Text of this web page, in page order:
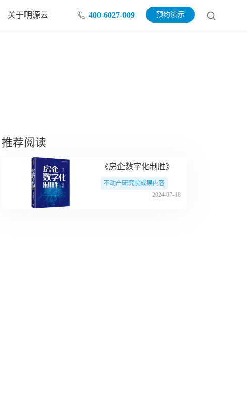
关于明源云 400-6027-009 预约演示
推荐阅读
《房企数字化制胜》
不动产研究院成果内容
2024-07-18